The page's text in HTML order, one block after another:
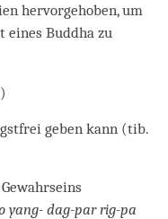
hervorgehoben, um
eines Buddha zu
)
geben kann (tib.
yang- dag-par rig-pa